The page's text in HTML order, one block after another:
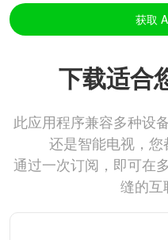
获取
下载适合
此应用程序兼容多种设
还是智能电视，您
通过一次订阅，即可在
缝的互